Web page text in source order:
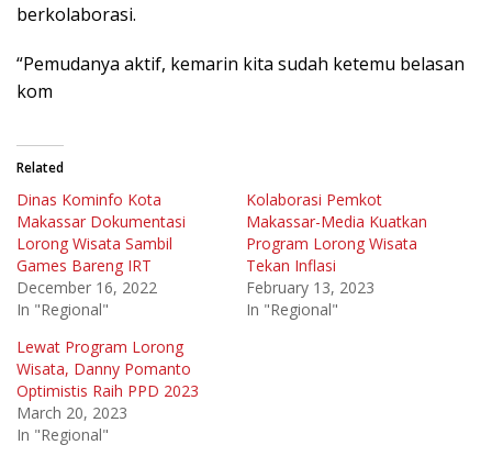
berkolaborasi.
“Pemudanya aktif, kemarin kita sudah ketemu belasan
kom
Related
Dinas Kominfo Kota
Makassar Dokumentasi
Lorong Wisata Sambil
Games Bareng IRT
December 16, 2022
In "Regional"
Kolaborasi Pemkot
Makassar-Media Kuatkan
Program Lorong Wisata
Tekan Inflasi
February 13, 2023
In "Regional"
Lewat Program Lorong
Wisata, Danny Pomanto
Optimistis Raih PPD 2023
March 20, 2023
In "Regional"